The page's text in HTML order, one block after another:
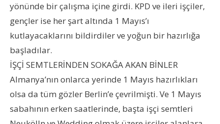
yönünde bir çalışma içine girdi. KPD ve ileri işçiler,
gençler ise her şart altında 1 Mayıs’ı
kutlayacaklarını bildirdiler ve yoğun bir hazırlığa
başladılar.
İŞÇİ SEMTLERİNDEN SOKAĞA AKAN BİNLER
Almanya’nın onlarca yerinde 1 Mayıs hazırlıkları
olsa da tüm gözler Berlin’e çevrilmişti. Ve 1 Mayıs
sabahının erken saatlerinde, başta işçi semtleri